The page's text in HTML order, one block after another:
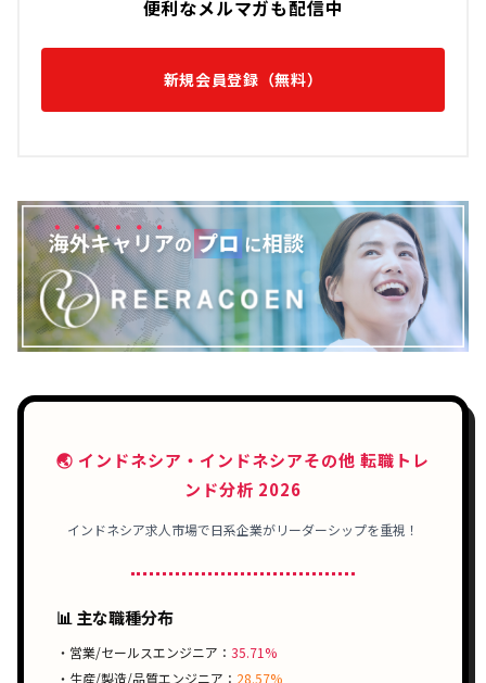
便利なメルマガも配信中
新規会員登録（無料）
🌏 インドネシア・インドネシアその他 転職トレ
ンド分析 2026
インドネシア求人市場で日系企業がリーダーシップを重視！
📊 主な職種分布
・営業/セールスエンジニア： 35.71%
・生産/製造/品質エンジニア： 28.57%